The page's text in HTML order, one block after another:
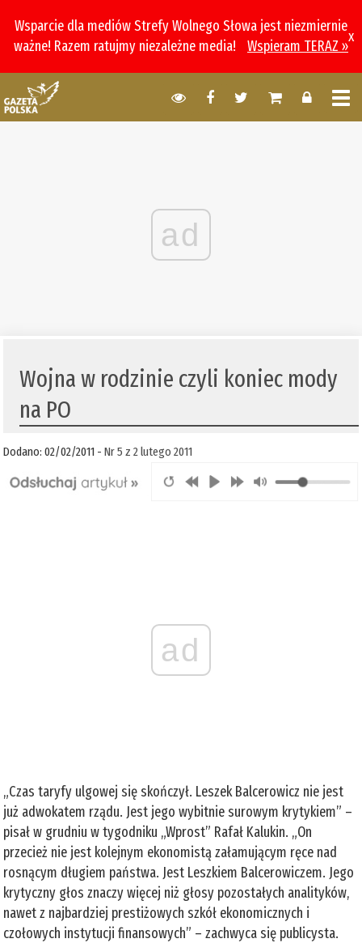
Wsparcie dla mediów Strefy Wolnego Słowa jest niezmiernie
ważne! Razem ratujmy niezależne media!
Wspieram TERAZ »
x
ad
Wojna w rodzinie czyli koniec mody
na PO
Dodano: 02/02/2011 -Nr 5 z 2 lutego 2011
ad
„Czas taryfy ulgowej się skończył. Leszek Balcerowicz nie jest
już adwokatem rządu. Jest jego wybitnie surowym krytykiem” –
pisał w grudniu w tygodniku „Wprost” Rafał Kalukin. „On
przecież nie jest kolejnym ekonomistą załamującym ręce nad
rosnącym długiem państwa. Jest Leszkiem Balcerowiczem. Jego
krytyczny głos znaczy więcej niż głosy pozostałych analityków,
nawet z najbardziej prestiżowych szkół ekonomicznych i
czołowych instytucji finansowych” – zachwyca się publicysta.